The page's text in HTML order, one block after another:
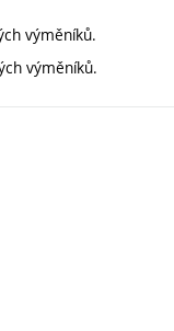
výměníků.
výměníků.